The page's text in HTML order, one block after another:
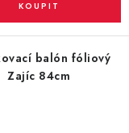
balón fóliový
Zajíc 84cm